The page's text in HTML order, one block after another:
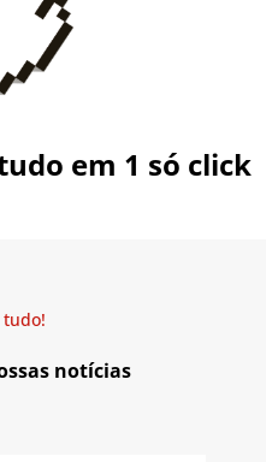
em 1 só click
notícias